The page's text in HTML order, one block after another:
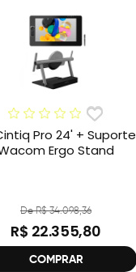
Pro 24' + Suporte
Ergo Stand
De R$ 34.098,36
R$ 22.355,80
COMPRAR